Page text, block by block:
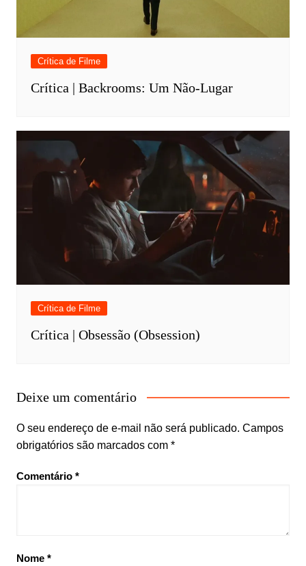
Crítica de Filme
Crítica | Backrooms: Um Não-Lugar
Crítica de Filme
Crítica | Obsessão (Obsession)
Deixe um comentário
O seu endereço de e-mail não será publicado. Campos
obrigatórios são marcados com *
Comentário *
Nome *